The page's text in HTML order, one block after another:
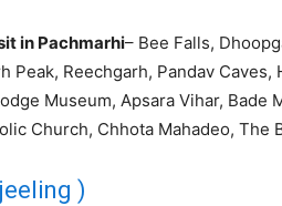
in Pachmarhi– Bee Falls,
Peak, Reechgarh, Pandav
Museum, Apsara Vihar, Bade
Church, Chhota Mahadeo, The
)